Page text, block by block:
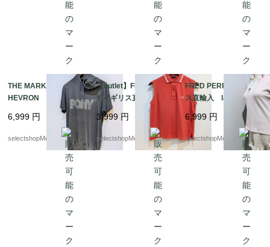
THE MARK OF THE C
HEVRON PONY パー
カー Tシャツ グレー
Tシャツ 実寸Mサイズ
（記載 Lサイズ フ
6,999 円
selectshopMerci.
【outlet】FRED PERR
Y イギリス直輸入 lad
ys S-Mサイズ オレン
ジ トップス シャ
ツ コットン イタリ
ア製 ノースリーブ
ポロシャツ ブランド
3,999 円
selectshopMerci.
FRED PERRY イギリ
ス直輸入 ladys S-XS
サイズ ピンク トッ
プス ポロシャツ コ
ットン95 エラスタン
5 イタリア製
6,999 円
selectshopMerci.